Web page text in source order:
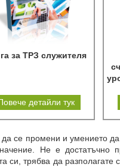
за ТРЗ служителя
детайли тук
се промени и умението
Не е достатъчно
си, трябва да разполагате